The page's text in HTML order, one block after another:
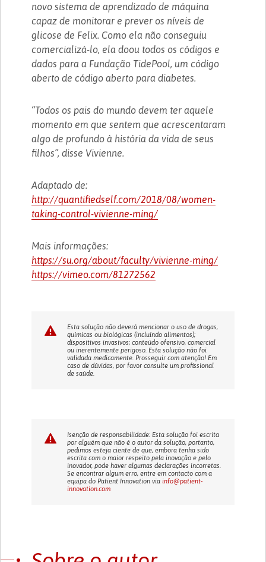
novo sistema de aprendizado de máquina
capaz de monitorar e prever os níveis de
glicose de Felix. Como ela não conseguiu
comercializá-lo, ela doou todos os códigos e
dados para a Fundação TidePool, um código
aberto de código aberto para diabetes.
“Todos os pais do mundo devem ter aquele
momento em que sentem que acrescentaram
algo de profundo à história da vida de seus
filhos”, disse Vivienne.
Adaptado de:
http://quantifiedself.com/2018/08/women-
taking-control-vivienne-ming/
Mais informações:
https://su.org/about/faculty/vivienne-ming/
https://vimeo.com/81272562
Esta solução não deverá mencionar o uso de drogas,
químicas ou biológicas (incluíndo alimentos);
dispositivos invasivos; conteúdo ofensivo, comercial
ou inerentemente perigoso. Esta solução não foi
validada medicamente. Prosseguir com atenção! Em
caso de dúvidas, por favor consulte um profissional
de saúde.
Isenção de responsabilidade: Esta solução foi escrita
por alguém que não é o autor da solução, portanto,
pedimos esteja ciente de que, embora tenha sido
escrita com o maior respeito pela inovação e pelo
inovador, pode haver algumas declarações incorretas.
Se encontrar algum erro, entre em contacto com a
equipa do Patient Innovation viainfo@patient-
innovation.com